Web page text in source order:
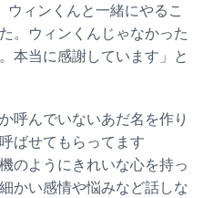
ィンくんと一緒にやるこ
。ウィンくんじゃなかった
本当に感謝しています」と
呼んでいないあだ名を作り
ばせてもらってます
のようにきれいな心を持っ
かい感情や悩みなど話しな